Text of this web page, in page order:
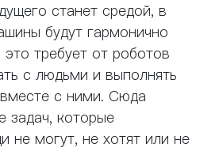
станет средой, в
будут гармонично
требует от роботов
с людьми и выполнять
с ними. Сюда
задач, которые
не могут, не хотят или не